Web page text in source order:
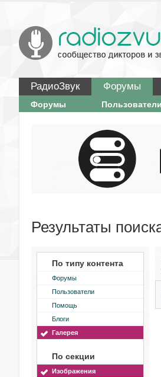
РадиоЗвук Форумы
Форумы Пользователи
Результаты
По типу контента
Форумы
Пользователи
Помощь
Блоги
Галерея
По секции
Изображения